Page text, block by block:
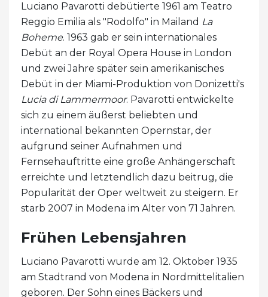
Luciano Pavarotti debütierte 1961 am Teatro
Reggio Emilia als "Rodolfo" in Mailand La
Boheme. 1963 gab er sein internationales
Debüt an der Royal Opera House in London
und zwei Jahre später sein amerikanisches
Debüt in der Miami-Produktion von Donizetti's
Lucia di Lammermoor. Pavarotti entwickelte
sich zu einem äußerst beliebten und
international bekannten Opernstar, der
aufgrund seiner Aufnahmen und
Fernsehauftritte eine große Anhängerschaft
erreichte und letztendlich dazu beitrug, die
Popularität der Oper weltweit zu steigern. Er
starb 2007 in Modena im Alter von 71 Jahren.
Frühen Lebensjahren
Luciano Pavarotti wurde am 12. Oktober 1935
am Stadtrand von Modena in Nordmittelitalien
geboren. Der Sohn eines Bäckers und